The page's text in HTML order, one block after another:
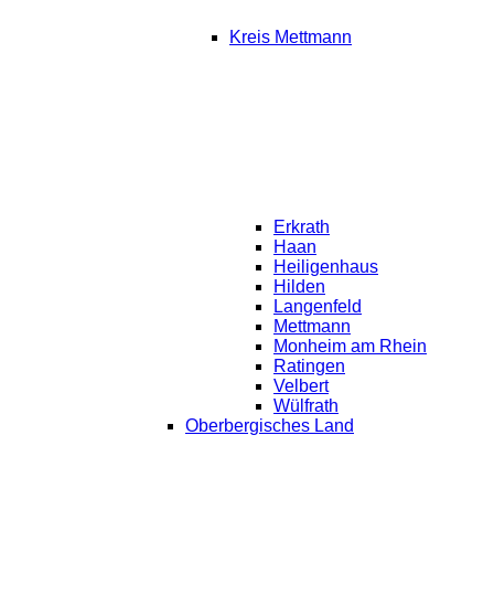
Kreis Mettmann
Erkrath
Haan
Heiligenhaus
Hilden
Langenfeld
Mettmann
Monheim am Rhein
Ratingen
Velbert
Wülfrath
Oberbergisches Land